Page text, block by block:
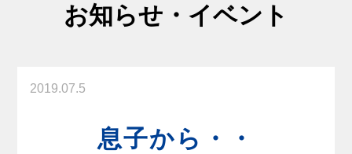
お知らせ・イベント
2019.07.5
息子から・・